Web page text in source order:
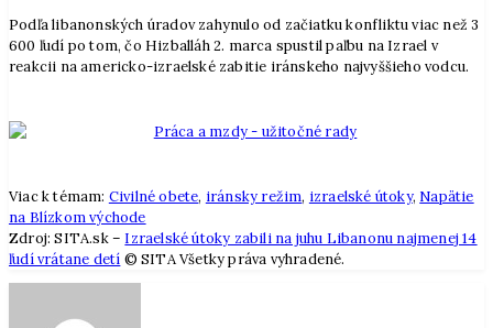
Podľa libanonských úradov zahynulo od začiatku konfliktu viac než 3
600 ľudí po tom, čo Hizballáh 2. marca spustil paľbu na Izrael v
reakcii na americko-izraelské zabitie iránskeho najvyššieho vodcu.
Viac k témam: Civilné obete, iránsky režim, izraelské útoky, Napätie
na Blízkom východe
Zdroj: SITA.sk – Izraelské útoky zabili na juhu Libanonu najmenej 14
ľudí vrátane detí © SITA Všetky práva vyhradené.